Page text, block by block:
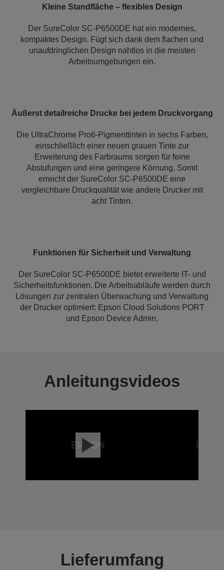
Kleine Standfläche – flexibles Design
Der SureColor SC-P6500DE hat ein modernes,
kompaktes Design. Fügt sich dank dem flachen und
unaufdringlichen Design nahtlos in die meisten
Arbeitsumgebungen ein.
Äußerst detailreiche Drucke bei jedem Druckvorgang
Die UltraChrome Pro6-Pigmenttinten in sechs Farben,
einschließlich einer neuen grauen Tinte zur
Erweiterung des Farbraums sorgen für feine
Abstufungen und eine geringere Körnung. Somit
erreicht der SureColor SC-P6500DE eine
vergleichbare Druckqualität wie andere Drucker mit
acht Tinten.
Funktionen für Sicherheit und Verwaltung
Der SureColor SC-P6500DE bietet erweiterte IT- und
Sicherheitsfunktionen. Die Arbeitsabläufe werden durch
Lösungen zur zentralen Überwachung und Verwaltung
der Drucker optimiert: Epson Cloud Solutions PORT
und Epson Device Admin.
Anleitungsvideos
Lieferumfang